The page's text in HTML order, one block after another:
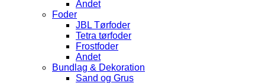
Andet
Foder
JBL Tørfoder
Tetra tørfoder
Frostfoder
Andet
Bundlag & Dekoration
Sand og Grus